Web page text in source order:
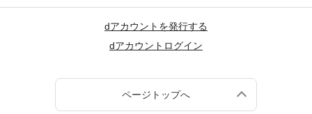
dアカウントを発行する
dアカウントログイン
ページトップへ